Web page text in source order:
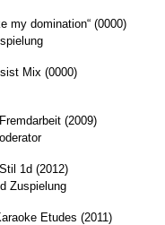
my domination“ (0000)
Mix (0000)
(2009)
1d (2012)
Zuspielung
Etudes (2011)